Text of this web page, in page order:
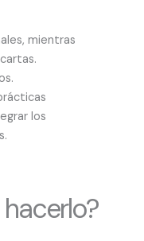
mientras
los